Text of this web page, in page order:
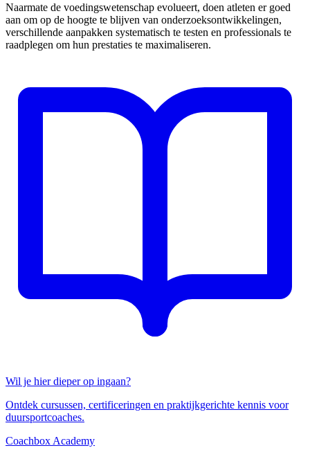
Naarmate de voedingswetenschap evolueert, doen atleten er goed
aan om op de hoogte te blijven van onderzoeksontwikkelingen,
verschillende aanpakken systematisch te testen en professionals te
raadplegen om hun prestaties te maximaliseren.
Wil je hier dieper op ingaan?
Ontdek cursussen, certificeringen en praktijkgerichte kennis voor
duursportcoaches.
Coachbox Academy